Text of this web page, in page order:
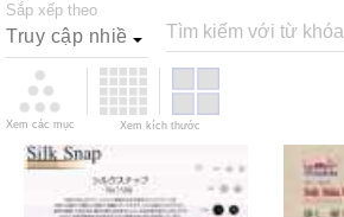
Sắp xếp theo
Tìm kiếm với từ khóa
Xem các mục Xem kích thước